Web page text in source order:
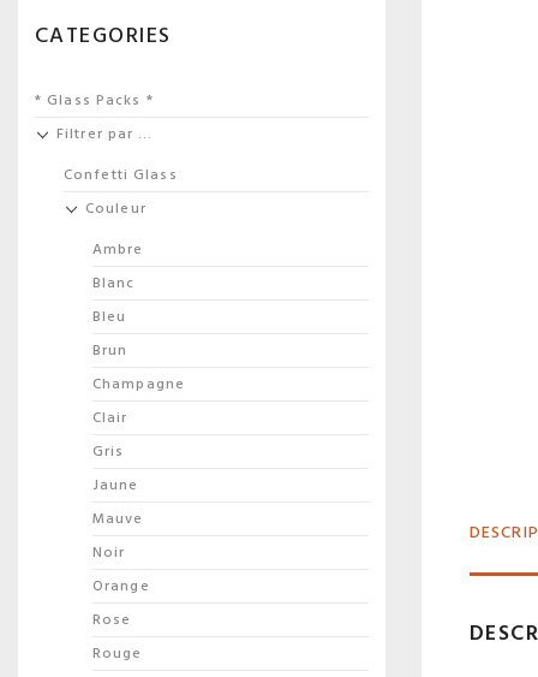
CATEGORIES
* Glass Packs *
Filtrer par …
Confetti Glass
Couleur
Ambre
Blanc
Bleu
Brun
Champagne
Clair
Gris
Jaune
Mauve
Noir
Orange
Rose
Rouge